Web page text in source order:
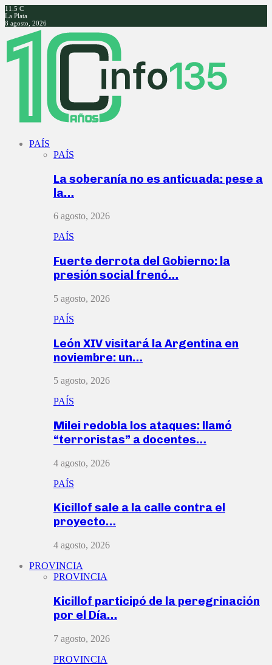
11.5 C
La Plata
8 agosto, 2026
Facebook
Twitter
Instagram
Youtube
PAÍS
PAÍS
La soberanía no es anticuada: pese a
la…
6 agosto, 2026
PAÍS
Fuerte derrota del Gobierno: la
presión social frenó…
5 agosto, 2026
PAÍS
León XIV visitará la Argentina en
noviembre: un…
5 agosto, 2026
PAÍS
Milei redobla los ataques: llamó
“terroristas” a docentes…
4 agosto, 2026
PAÍS
Kicillof sale a la calle contra el
proyecto…
4 agosto, 2026
PROVINCIA
PROVINCIA
Kicillof participó de la peregrinación
por el Día…
7 agosto, 2026
PROVINCIA